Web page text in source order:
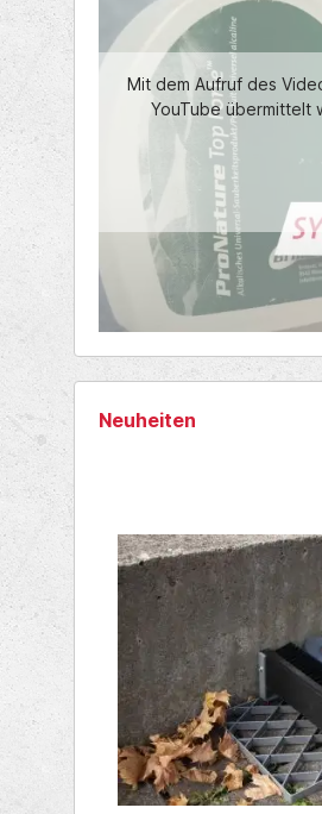
Mit dem Aufruf des
YouTube übermittelt
Neuheiten